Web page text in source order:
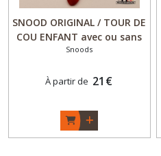
SNOOD ORIGINAL / TOUR DE
COU ENFANT avec ou sans
BONNET polaire minky
"Fleurs"- Fait Main - Made
Snoods
À partir de 21 €